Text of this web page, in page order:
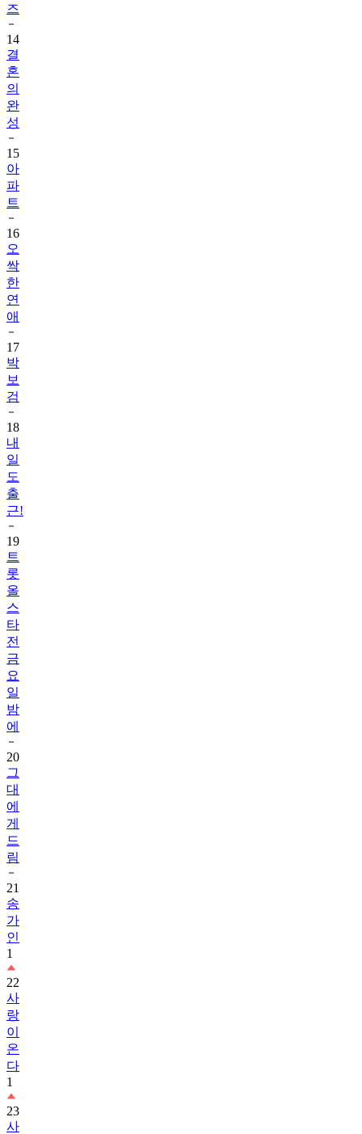
즈
14
결
혼
의
완
성
15
아
파
트
16
오
싹
한
연
애
17
박
보
검
18
내
일
도
출
근!
19
트
롯
올
스
타
전
금
요
일
밤
에
20
그
대
에
게
드
림
21
송
가
인
1
22
사
랑
이
온
다
1
23
사